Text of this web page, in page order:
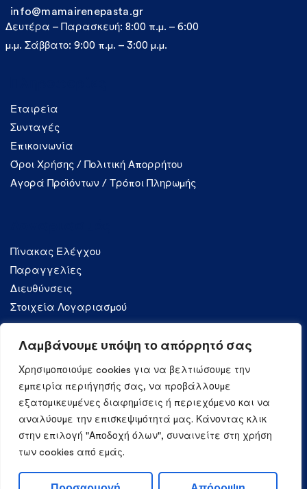
Λαμβάνουμε υπόψη το απόρρητό σας
Χρησιμοποιούμε cookies για να βελτιώσουμε την
εμπειρία περιήγησής σας, να προβάλλουμε
εξατομικευμένες διαφημίσεις ή περιεχόμενο και να
αναλύουμε την επισκεψιμότητά μας. Κάνοντας κλικ
στην επιλογή "Αποδοχή όλων", συναινείτε στη χρήση
των cookies από εμάς.
Εταιρεία
Συνταγές
Επικοινωνία
Όροι Χρήσης / Πολιτική Απορρήτου
Αγορά Προϊόντων / Τρόποι Πληρωμής
Πίνακας Ελέγχου
Παραγγελίες
Διευθύνσεις
Στοιχεία Λογαριασμού
Κατηγορίες
Ζυμαρικά
info@mamairenepasta.gr
Δευτέρα – Παρασκευή: 8:00 π.μ. – 6:00
μ.μ. Σάββατο: 9:00 π.μ. – 3:00 μ.μ.
Copyright ©2026Mama Irene Pasta. Όλα τα δικαιώματα